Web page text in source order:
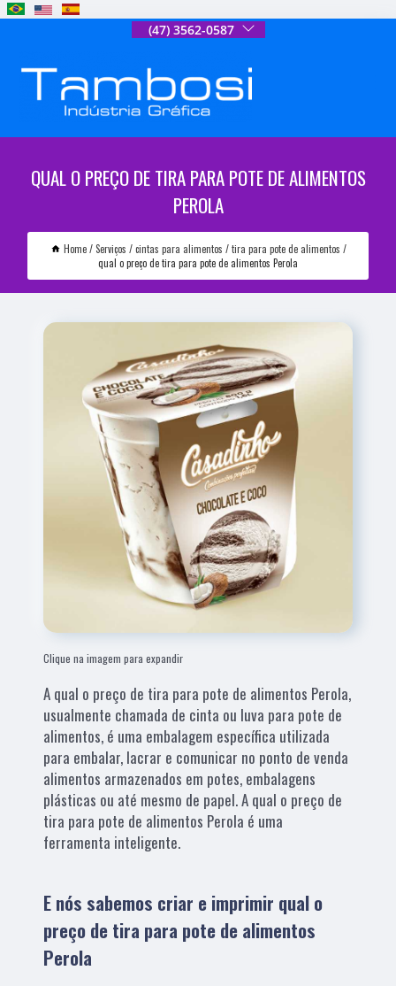
(47) 3562-0587
QUAL O PREÇO DE TIRA PARA POTE DE ALIMENTOS
PEROLA
Home Serviços cintas para alimentos
tira para pote de alimentos
qual o preço de tira para pote de alimentos Perola
Clique na imagem para expandir
A qual o preço de tira para pote de alimentos Perola,
usualmente chamada de cinta ou luva para pote de
alimentos, é uma embalagem específica utilizada
para embalar, lacrar e comunicar no ponto de venda
alimentos armazenados em potes, embalagens
plásticas ou até mesmo de papel. A qual o preço de
tira para pote de alimentos Perola é uma
ferramenta inteligente.
E nós sabemos criar e imprimir qual o
preço de tira para pote de alimentos
Perola